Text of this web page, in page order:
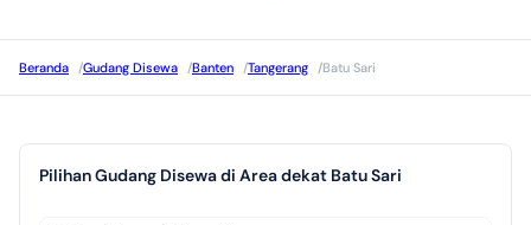
Beranda /Gudang Disewa /Banten /Tangerang /Batu Sari
Pilihan Gudang Disewa di Area dekat Batu Sari